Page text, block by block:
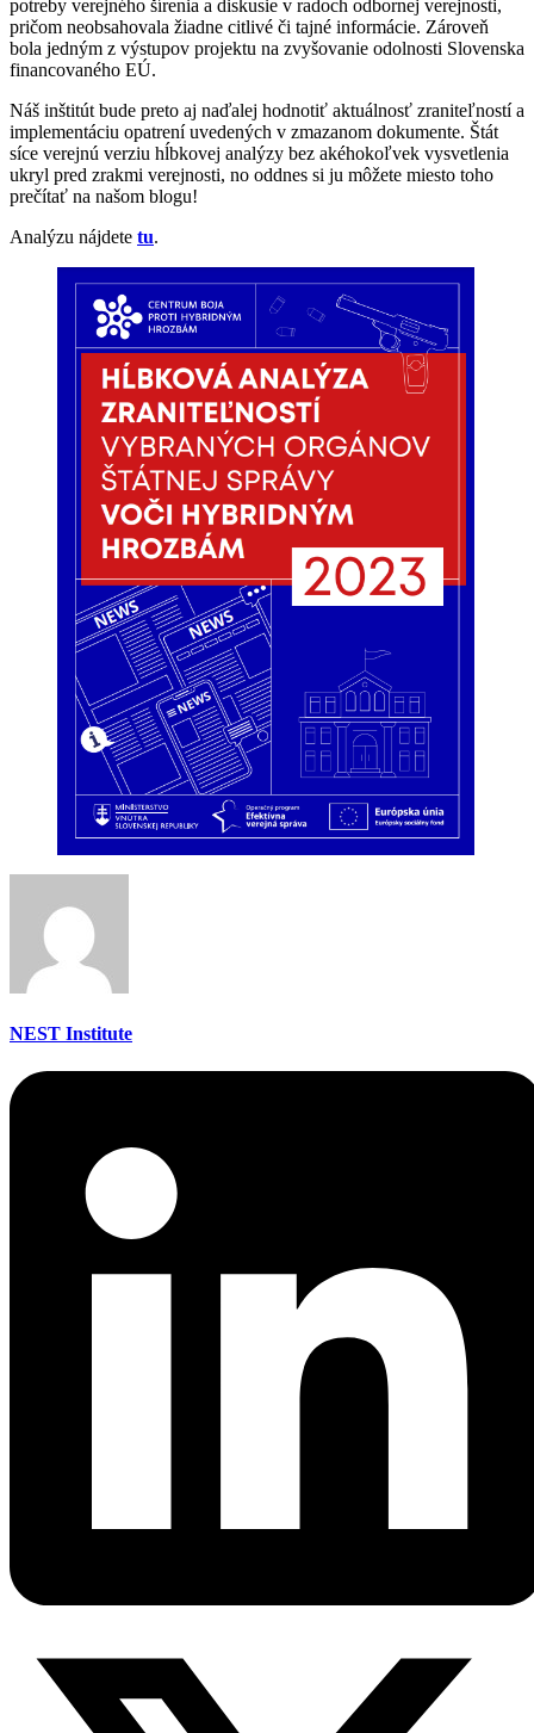
potreby verejného šírenia a diskusie v radoch odbornej verejnosti,
pričom neobsahovala žiadne citlivé či tajné informácie. Zároveň
bola jedným z výstupov projektu na zvyšovanie odolnosti Slovenska
financovaného EÚ.
Náš inštitút bude preto aj naďalej hodnotiť aktuálnosť zraniteľností a
implementáciu opatrení uvedených v zmazanom dokumente. Štát
síce verejnú verziu hĺbkovej analýzy bez akéhokoľvek vysvetlenia
ukryl pred zrakmi verejnosti, no oddnes si ju môžete miesto toho
prečítať na našom blogu!
Analýzu nájdete tu.
NEST Institute